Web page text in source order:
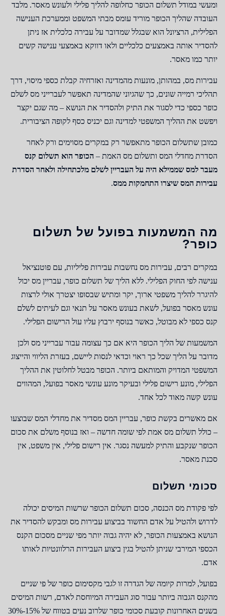
ומעשי במודל תשלום הכופר כחלופה להליך פלילי ולעונש מאסר. מלבד
העובדה שהליך הכופר מוריד עומס מבתי המשפט וממערכת הענישה
הפלילית, הרציונל הוא שבגלל שמדובר על עבירה כלכלית אז ניתן
להסדיר אותה באמצעים כלכליים ולאו דווקא באמצעי ענישה קשים
יותר כמו מאסר.
עבירות מס, במהותן, מונעות מהמדינה ואזרחיה קבלת כספי מיסוי, דרך
תהליכי רמייה שונים, כך שהגיוני שהמדינה תאפשר לעברייני מס לשלם
כופר כספי כדי לסגור את התיק ולהסדיר את הנושא – מה שגם יקצר
ויפשט את ההליך המשפטי למדינה וגם יכניס כסף לקופה הציבורית.
כמובן שתשלום הכופר מתאפשר רק במקרים מסוימים ורק לאחר
הסדרת מחדלי המס ותשלום מס האמת – הכופר הוא תשלום קנס
מעבר למס שממילא היה על העבריין לשלם מלכתחילה ולאחר הסדרת
עבירות המס שיצרו התחמקות ממס.
מה המשמעות בפועל של תשלום
כופר?
במקרים רבים, עבירות מס נחשבות עבירות פליליות, עם פוטנציאל
ענישה לפי החוק הפלילי. ללא הליך של תשלום כופר, עבריין מס יכול
להיגרר להליך משפטי ארוך, יקר ומתיש שבסופו יצטרך אולי לרצות
עונש מאסר בפועל, לשאת בעונש מאסר על תנאי וגם לעיתים לשלם
קנס כספי לא מבוטל, כאשר בנוסף ירבוץ עליו עול הרישום הפלילי.
המשמעות של הליך הכופר היא אם כך עצומה עבור עברייני מס ולכן
מדובר על הליך שכל כך ראוי וכדאי לנסות ליישם, בעזרת הליווי והייצוג
המשפטי המדויק והמותאם ביותר. הכופר מבטל לחלוטין את ההליך
הפלילי, מונע רישום פלילי ובעיקר מונע עונשי מאסר בפועל, המהווים
עונש קשה מאוד לכל אחד.
אם מאשרים בקשת כופר, עבריין המס מסדיר את מחדלי המס שבוצעו
– כולל תשלום מס אמת לפי שומה חדשה – ואז בנוסף משלם את סכום
הכופר שנקבע והתיק למעשה נסגר. אין רישום פלילי, אין משפט, אין
סכנת מאסר.
סכומי תשלום
לפי פקודת מס הכנסה, סכום תשלום הכופר שרשות המיסים יכולה
לדרוש ולהטיל על אדם החשוד בביצוע עבירות מס ומבקש להסדיר את
הנושא באמצעות הכופר, לא יהיה גבוה יותר מפי שניים מסכום הקנס
הכספי המירבי שניתן להטיל בגין ביצוע העבירות הרלוונטיות לאותו
אדם.
בפועל, למרות קיומה של הגדרה זו לגבי מקסימום כופר של פי שניים
מהקנס הגבוה ביותר עבור סוג העבירה המיוחסת לאדם, רשות המיסים
בשנים האחרונות קובעת סכומי כופר שלרוב נעים בטווח של 15%-30%